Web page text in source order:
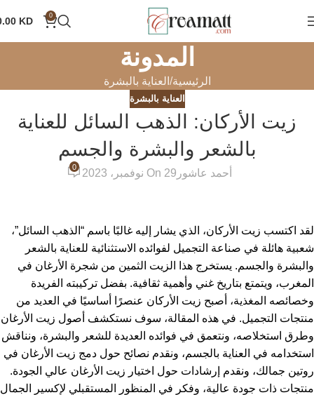
0
KD
المدونة
الرئيسية العناية بالبشرة
العناية بالبشرة
زيت الأركان: الذهب السائل للعناية
بالشعر والبشرة والجسم
أحمد عاشور On 29 نوفمبر، 2023
0
لقد اكتسب زيت الأركان، الذي يشار إليه غالبًا باسم “الذهب السائل”،
شعبية هائلة في صناعة التجميل لفوائده الاستثنائية للعناية بالشعر
والبشرة والجسم. يستخرج هذا الزيت الثمين من شجرة الأرغان في
المغرب، ويتمتع بتاريخ غني وأهمية ثقافية. بفضل تركيبته الفريدة
وخصائصه المغذية، أصبح زيت الأركان عنصرًا أساسيًا في العديد من
منتجات التجميل. في هذه المقالة، سوف نستكشف أصول زيت الأرغان
وطرق استخلاصه، ونتعمق في فوائده العديدة للشعر والبشرة، ونناقش
استخدامه في العناية بالجسم، ونقدم نصائح حول دمج زيت الأرغان في
روتين جمالك، ونقدم إرشادات حول اختيار زيت الأرغان عالي الجودة.
منتجات ذات جودة عالية، وفكر في المنظور المستقبلي لإكسير الجمال